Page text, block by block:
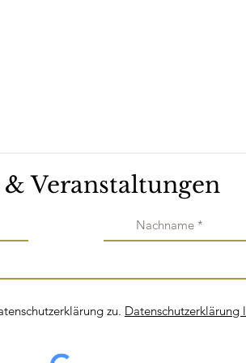
Veranstaltungen
zu. Datenschutzerklärung